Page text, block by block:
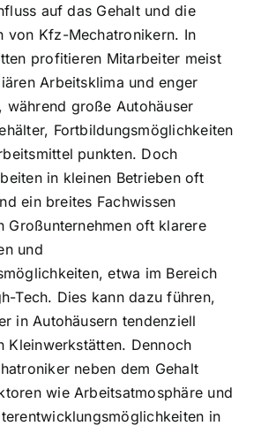
auf das Gehalt und die
von Kfz-Mechatronikern. In
profitieren Mitarbeiter meist
Arbeitsklima und enger
während große Autohäuser
Fortbildungsmöglichkeiten
punkten. Doch
in kleinen Betrieben oft
ein breites Fachwissen
Großunternehmen oft klarere
und
etwa im Bereich
Tech. Dies kann dazu führen,
in Autohäusern tendenziell
Kleinwerkstätten. Dennoch
neben dem Gehalt
wie Arbeitsatmosphäre und
in